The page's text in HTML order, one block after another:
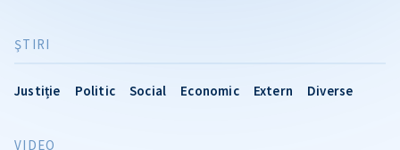
ŞTIRI
Justiție Politic Social Economic Extern Diverse
VIDEO